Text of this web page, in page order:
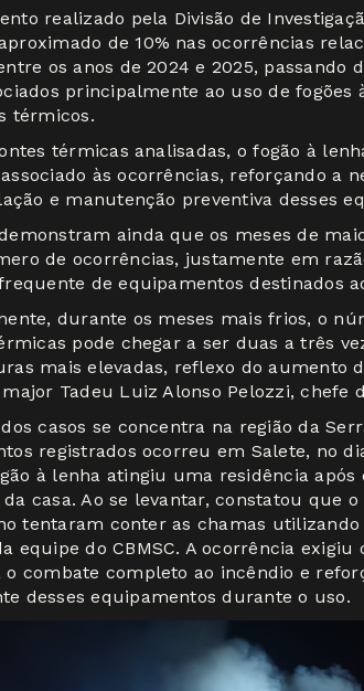
realizado pela Divisão de
de 10% nas ocorrências
os anos de 2024 e 2025, passando
principalmente ao uso de fogões
térmicos.
térmicas analisadas, o fogão à
às ocorrências, reforçando a
e manutenção preventiva desses
ainda que os meses de
de ocorrências, justamente em
de equipamentos destinados
durante os meses mais frios, o
pode chegar a ser duas a três
mais elevadas, reflexo do aumento
Tadeu Luiz Alonso Pelozzi, chefe
casos se concentra na região da
registrados ocorreu em Salete, no
à lenha atingiu uma residência após
casa. Ao se levantar, constatou que
tentaram conter as chamas
equipe do CBMSC. A ocorrência
o combate completo ao incêndio e
desses equipamentos durante o uso.